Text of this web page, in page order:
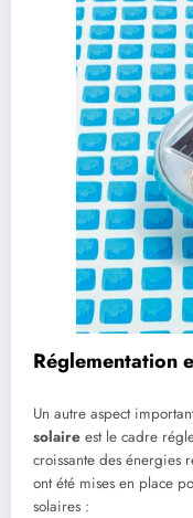
Réglementation
Un autre aspect
solaire est le cadre
croissante des énergies
ont été mises en place
solaires :